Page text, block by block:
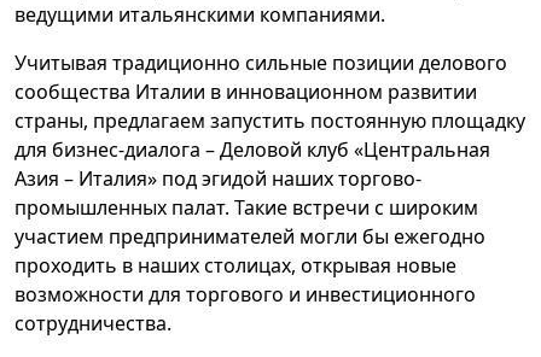
ведущими итальянскими компаниями.
Учитывая традиционно сильные позиции делового
сообщества Италии в инновационном развитии
страны, предлагаем запустить постоянную площадку
для бизнес-диалога – Деловой клуб «Центральная
Азия – Италия» под эгидой наших торгово-
промышленных палат. Такие встречи с широким
участием предпринимателей могли бы ежегодно
проходить в наших столицах, открывая новые
возможности для торгового и инвестиционного
сотрудничества.